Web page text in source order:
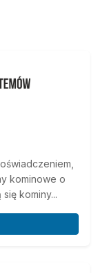
kominowe o
kominy...